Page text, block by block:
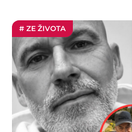
# ZE ŽIVOTA